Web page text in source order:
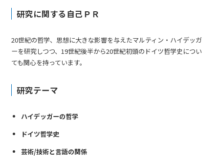
研究に関する自己ＰＲ
20世紀の哲学、思想に大きな影響を与えたマルティン・ハイデッガ
ーを研究しつつ、19世紀後半から20世紀初頭のドイツ哲学史につい
ても関心を持っています。
研究テーマ
ハイデッガーの哲学
ドイツ哲学史
芸術/技術と言語の関係